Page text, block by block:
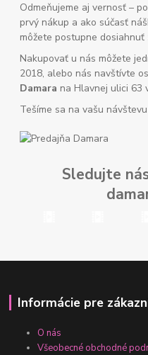
Odmeňujeme aj vernosť –
prvý nákup a ako súčasť
môžete postupne dosiahnuť
Nakupovať u nás môžete
2018, alebo nás navštívte
Damara na Hlavnej ulici 63
Tešíme sa na vašu
Sledujte
Informácie pre
O nás
Všeobecné obchodné